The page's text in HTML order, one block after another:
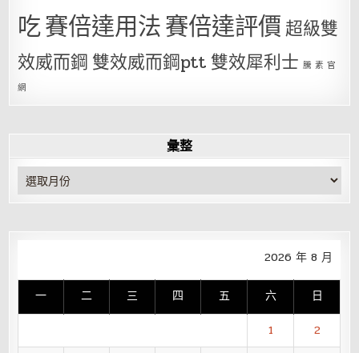
吃賽倍達用法賽倍達評價超級雙
效威而鋼 雙效威而鋼ptt 雙效犀利士 騰 素 官
網
彙整
彙
整
2026 年 8 月
一 二 三 四 五 六 日
1
2